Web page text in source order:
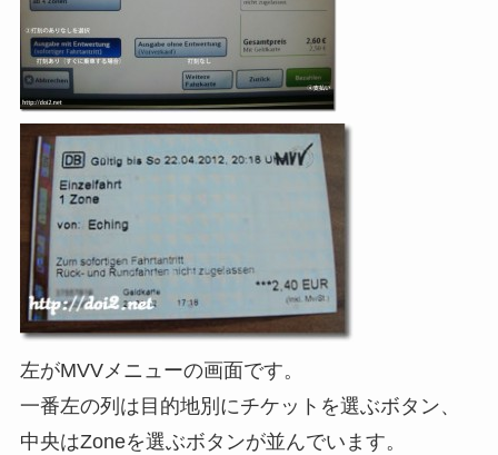
左がMVVメニューの画面です。
一番左の列は目的地別にチケットを選ぶボタン、
中央はZoneを選ぶボタンが並んでいます。